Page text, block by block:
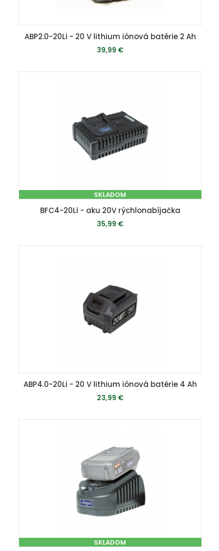
ABP2.0-20Li - 20 V lithium iónová batérie 2 Ah
39,99 €
SKLADOM
BFC4-20Li - aku 20V rýchlonabíjačka
35,99 €
ABP4.0-20Li - 20 V lithium iónová batérie 4 Ah
23,99 €
SKLADOM